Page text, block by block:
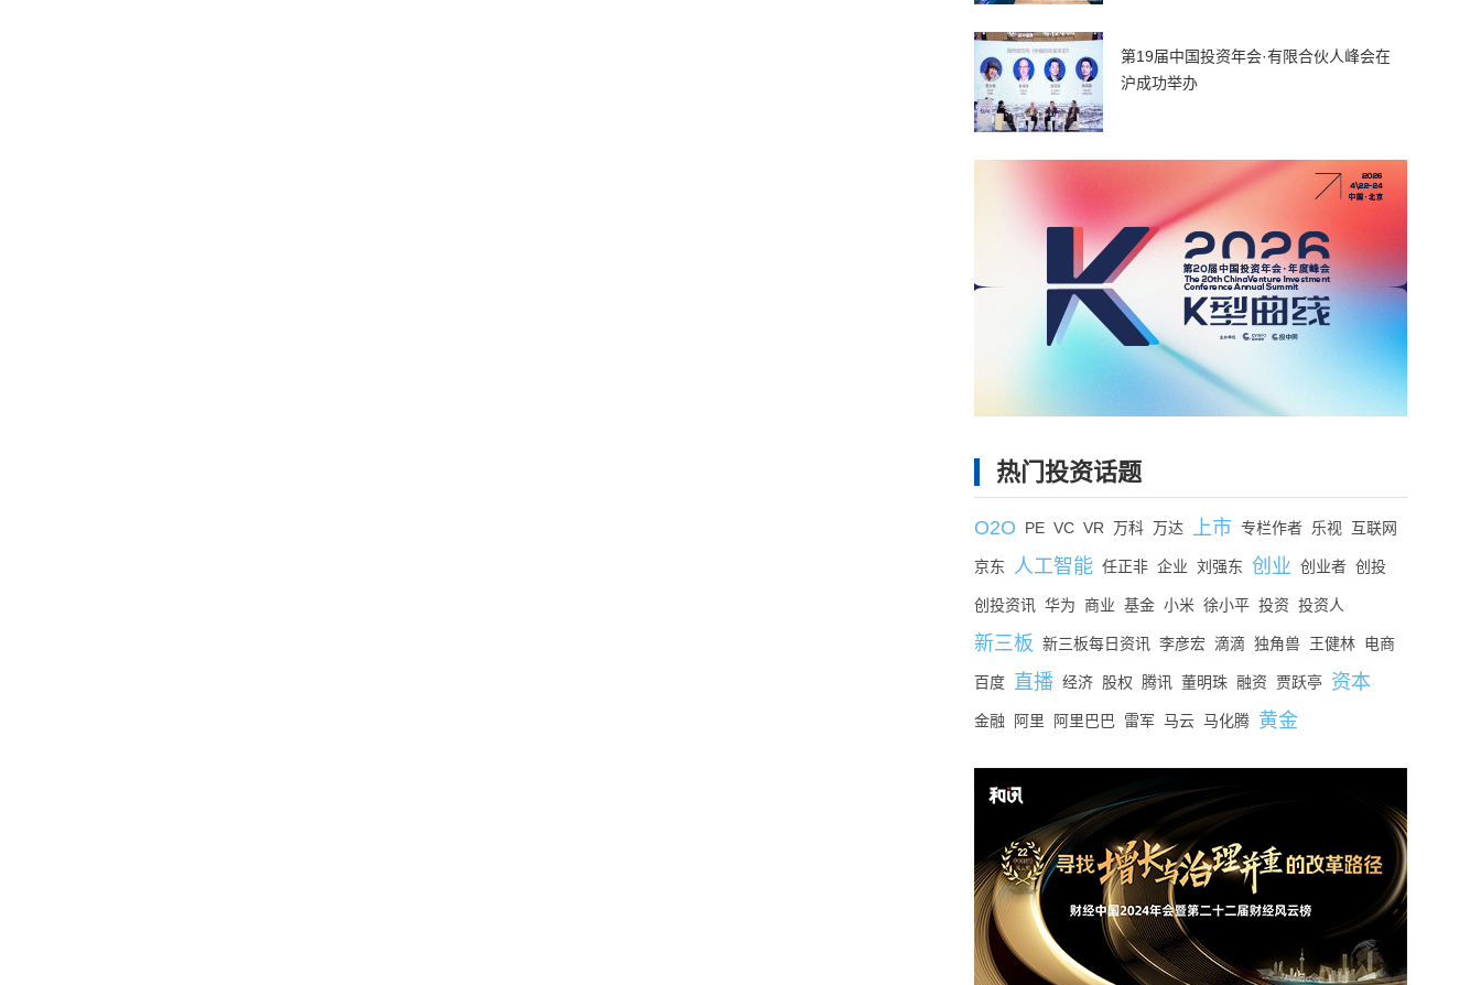
第19届中国投资年会·有限合伙人峰会在
沪成功举办
热门投资话题
O2O PE VC VR 万科 万达 上市 专栏作者 乐视 互联网
京东 人工智能 任正非 企业 刘强东 创业 创业者 创投
创投资讯 华为 商业 基金 小米 徐小平 投资 投资人
新三板 新三板每日资讯 李彦宏 滴滴 独角兽 王健林 电商
百度 直播 经济 股权 腾讯 董明珠 融资 贾跃亭 资本
金融 阿里 阿里巴巴 雷军 马云 马化腾 黄金